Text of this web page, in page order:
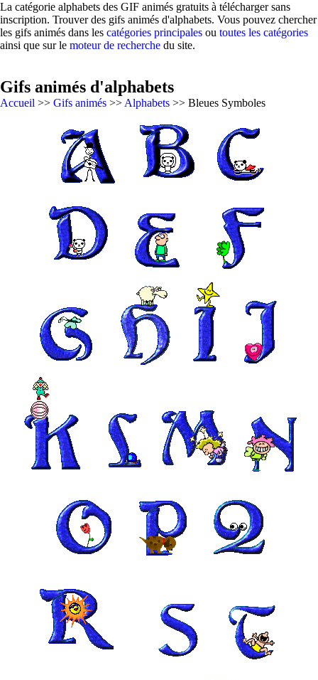
La catégorie alphabets des GIF animés gratuits à télécharger sans
inscription. Trouver des gifs animés d'alphabets. Vous pouvez chercher
les gifs animés dans les catégories principales ou toutes les catégories
ainsi que sur le moteur de recherche du site.
Gifs animés d'alphabets
Accueil >> Gifs animés >> Alphabets >> Bleues Symboles